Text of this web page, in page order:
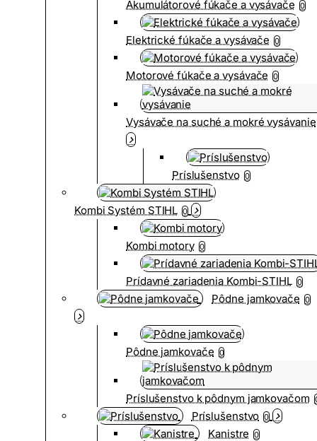
Akumulátorové fúkače a vysávače 0
Elektrické fúkače a vysávače 0
Motorové fúkače a vysávače 0
Vysávače na suché a mokré vysávanie
Príslušenstvo 0
Kombi Systém STIHL 0
Kombi motory 0
Prídavné zariadenia Kombi-STIHL 0
Pôdne jamkovače 0
Pôdne jamkovače 0
Príslušenstvo k pôdnym jamkovačom
Príslušenstvo 0
Kanistre 0